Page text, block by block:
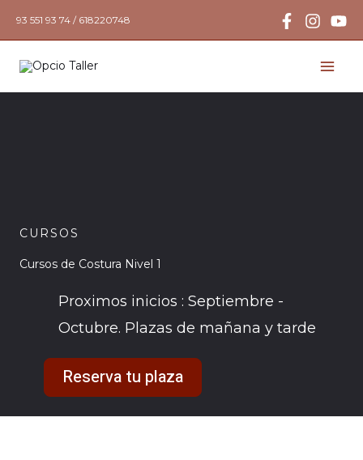
93 551 93 74 / 618220748
CURSOS
Cursos de Costura Nivel 1
Proximos inicios : Septiembre -
Octubre. Plazas de mañana y tarde
Reserva tu plaza